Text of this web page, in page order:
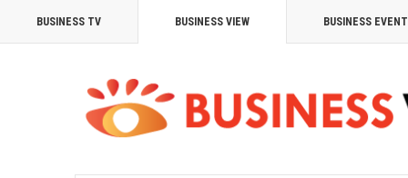
BUSINESS TV BUSINESS VIEW BUSINESS